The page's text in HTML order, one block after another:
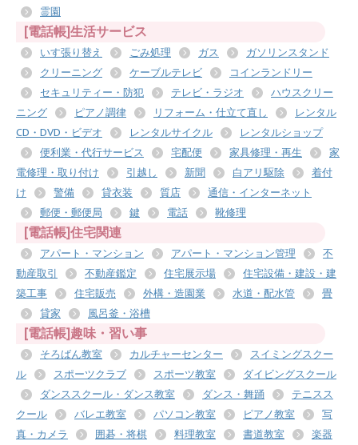
霊園
[電話帳]生活サービス
いす張り替え ごみ処理 ガス
ガソリンスタンド
クリーニング
ケーブルテレビ
コインランドリー
セキュリティー・防犯
テレビ・ラジオ
ハウスクリー
ニング
ピアノ調律 リフォーム・仕立て直し
レンタル
CD・DVD・ビデオ
レンタルサイクル
レンタルショップ
便利業・代行サービス
宅配便 家具修理・再生
家
電修理・取り付け
引越し 新聞 白アリ駆除
着付
け
警備 貸衣装 質店
通信・インターネット
郵便・郵便局
鍵 電話 靴修理
[電話帳]住宅関連
アパート・マンション アパート・マンション管理
不
動産取引
不動産鑑定 住宅展示場
住宅設備・建設・建
築工事
住宅販売 外構・造園業 水道・配水管
畳
貸家
風呂釜・浴槽
[電話帳]趣味・習い事
そろばん教室 カルチャーセンター
スイミングスクー
ル
スポーツクラブ スポーツ教室
ダイビングスクール
ダンススクール・ダンス教室
ダンス・舞踊
テニスス
クール
バレエ教室 パソコン教室 ピアノ教室
写
真・カメラ
囲碁・将棋 料理教室 書道教室
楽器